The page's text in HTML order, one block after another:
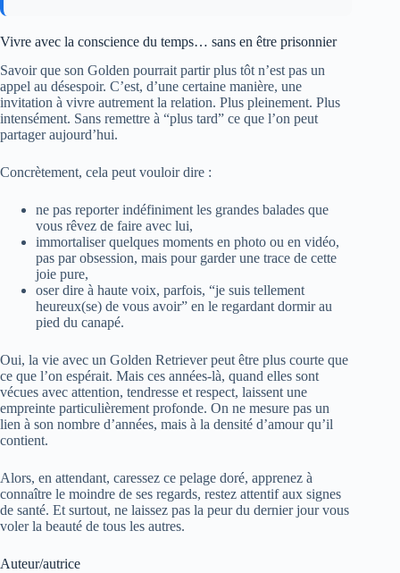
Vivre avec la conscience du temps… sans en être prisonnier
Savoir que son Golden pourrait partir plus tôt n’est pas un
appel au désespoir. C’est, d’une certaine manière, une
invitation à vivre autrement la relation. Plus pleinement. Plus
intensément. Sans remettre à “plus tard” ce que l’on peut
partager aujourd’hui.
Concrètement, cela peut vouloir dire :
ne pas reporter indéfiniment les grandes balades que
vous rêvez de faire avec lui,
immortaliser quelques moments en photo ou en vidéo,
pas par obsession, mais pour garder une trace de cette
joie pure,
oser dire à haute voix, parfois, “je suis tellement
heureux(se) de vous avoir” en le regardant dormir au
pied du canapé.
Oui, la vie avec un Golden Retriever peut être plus courte que
ce que l’on espérait. Mais ces années-là, quand elles sont
vécues avec attention, tendresse et respect, laissent une
empreinte particulièrement profonde. On ne mesure pas un
lien à son nombre d’années, mais à la densité d’amour qu’il
contient.
Alors, en attendant, caressez ce pelage doré, apprenez à
connaître le moindre de ses regards, restez attentif aux signes
de santé. Et surtout, ne laissez pas la peur du dernier jour vous
voler la beauté de tous les autres.
Auteur/autrice